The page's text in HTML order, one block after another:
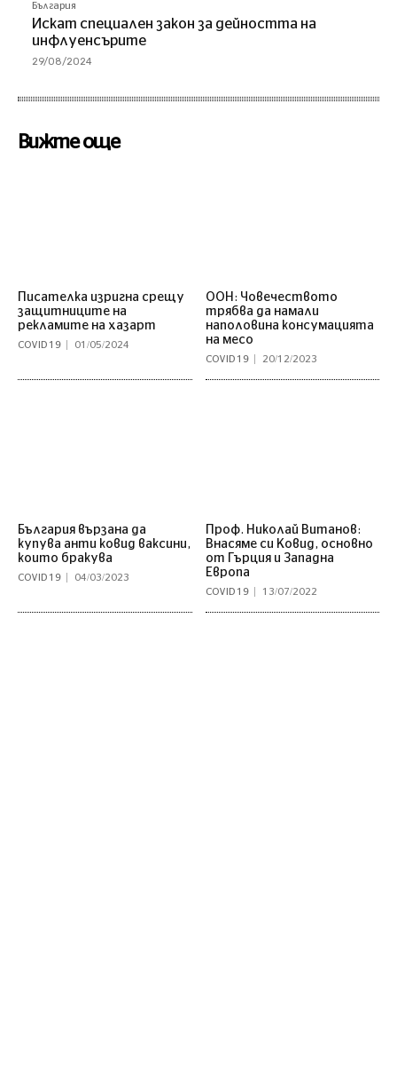
България
Искат специален закон за дейността на
инфлуенсърите
29/08/2024
Вижте още
Писателка изригна срещу
защитниците на
рекламите на хазарт
COVID 19 01/05/2024
ООН: Човечеството
трябва да намали
наполовина консумацията
на месо
COVID 19 20/12/2023
България вързана да
купува анти ковид ваксини,
които бракува
COVID 19 04/03/2023
Проф. Николай Витанов:
Внасяме си Ковид, основно
от Гърция и Западна
Европа
COVID 19 13/07/2022